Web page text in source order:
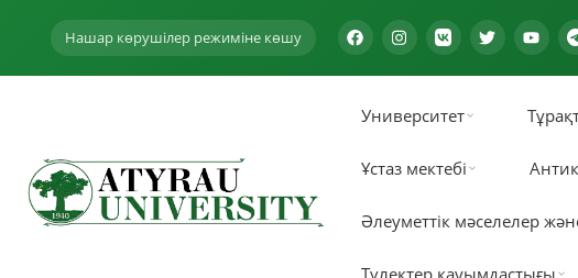
Нашар көрушілер режиміне көшу
Университет
Ұстаз мектебі
Әлеуметтік мәселелер
Түлектер қауымдастығы